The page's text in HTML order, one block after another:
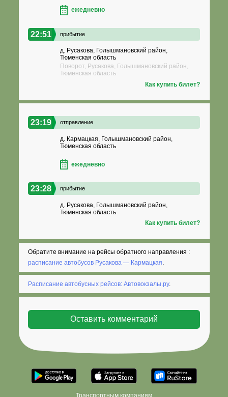
ежедневно
22:51 прибытие
д. Русакова, Голышмановский район,
Тюменская область
Поворот, Русакова, Голышмановский район,
Тюменская область
Как купить билет?
23:19 отправление
д. Кармацкая, Голышмановский район,
Тюменская область
ежедневно
23:28 прибытие
д. Русакова, Голышмановский район,
Тюменская область
Как купить билет?
Обратите внимание на рейсы обратного направления :
расписание автобусов Русакова — Кармацкая
Расписание автобусных рейсов: Автовокзалы.ру.
Транспортным компаниям